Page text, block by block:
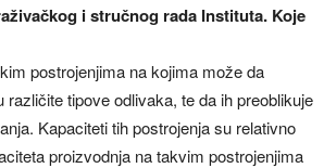
i stručnog rada Instituta. Koje
postrojenjima na kojima može da
tipove odlivaka, te da ih preoblikuje
Kapaciteti tih postrojenja su relativno
proizvodnja na takvim postrojenjima